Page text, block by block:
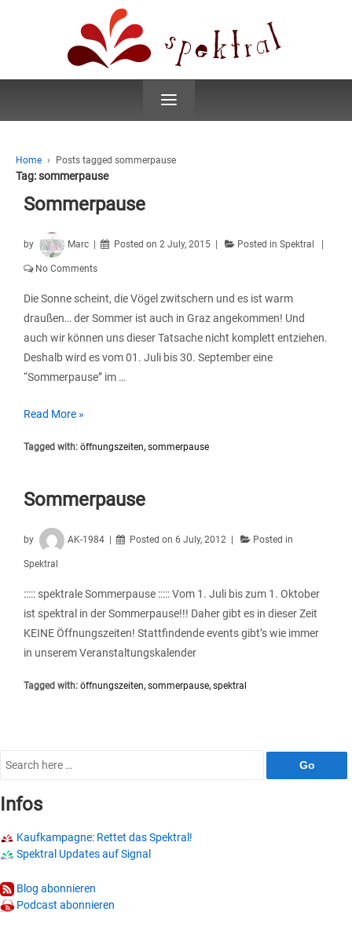
≡
Home › Posts tagged sommerpause
Tag:sommerpause
Sommerpause
by Marc Posted on 2 July, 2015 Posted in Spektral
No Comments
Die Sonne scheint, die Vögel zwitschern und es ist warm
draußen… der Sommer ist auch in Graz angekommen! Und
auch wir können uns dieser Tatsache nicht komplett entziehen.
Deshalb wird es vom 01. Juli bis 30. September eine
“Sommerpause” im …
Sommerpause
Read More »
Tagged with: öffnungszeiten,sommerpause
Sommerpause
by AK-1984 Posted on 6 July, 2012 Posted in
Spektral
::::: spektrale Sommerpause ::::: Vom 1. Juli bis zum 1. Oktober
ist spektral in der Sommerpause!!! Daher gibt es in dieser Zeit
KEINE Öffnungszeiten! Stattfindende events gibt’s wie immer
in unserem Veranstaltungskalender
Tagged with: öffnungszeiten,sommerpause,spektral
Search
Infos
Kaufkampagne: Rettet das Spektral!
Spektral Updates auf Signal
Blog abonnieren
Podcast abonnieren